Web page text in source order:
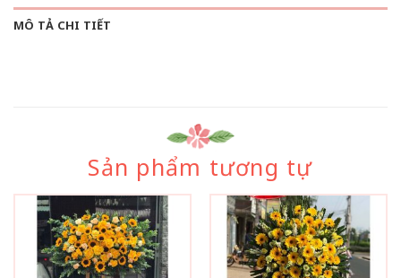
MÔ TẢ CHI TIẾT
Sản phẩm tương tự